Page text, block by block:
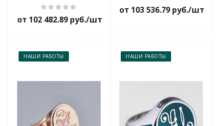
от 102 482.89 руб./шт
от 103 536.79 руб./шт
НАШИ РАБОТЫ НАШИ РАБОТЫ